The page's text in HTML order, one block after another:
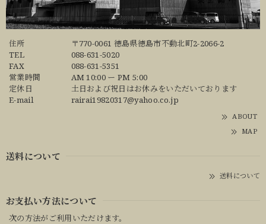
住所
〒770-0061 徳島県徳島市不動北町2-2066-2
TEL
088-631-5020
FAX
088-631-5351
営業時間
AM 10:00 ー PM 5:00
定休日
土日および祝日はお休みをいただいております
E-mail
rairai19820317@yahoo.co.jp
ABOUT
MAP
送料について
送料について
お支払い方法について
次の方法がご利用いただけます。